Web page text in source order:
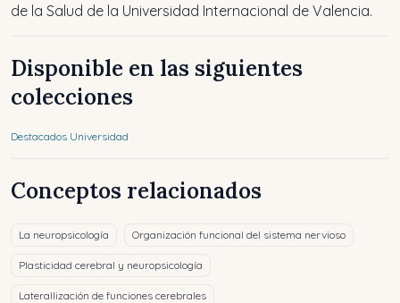
de la Salud de la Universidad Internacional de Valencia.
Disponible en las siguientes
colecciones
Destacados Universidad
Conceptos relacionados
La neuropsicología Organización funcional del sistema nervioso
Plasticidad cerebral y neuropsicología
Laterallización de funciones cerebrales